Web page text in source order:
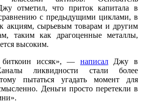
отметил, что приток капитала в
с предыдущими циклами, в
акциям, сырьевым товарам и другим
таким как драгоценные металлы,
высоким.
биткоин иссяк», — написалДжу в
ликвидности стали более
пытаться угадать момент для
Деньги просто перетекли в